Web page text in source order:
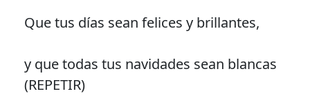
Que tus días sean felices y brillantes,
y que todas tus navidades sean blancas
(REPETIR)